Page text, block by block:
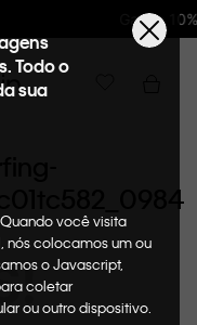
de GIFTBACK em todas
Todo o
sua
você visita
nós colocamos um ou
o Javascript,
coletar
ou outro dispositivo.